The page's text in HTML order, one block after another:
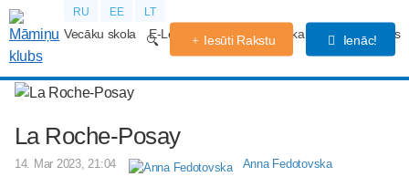
RU EE LT
Vecāku skola E-Lekcijas Grūtniecības kalendārs Forums
Iesūti Rakstu Ienāc!
La Roche-Posay
14. Mar 2023, 21:04 Anna Fedotovska